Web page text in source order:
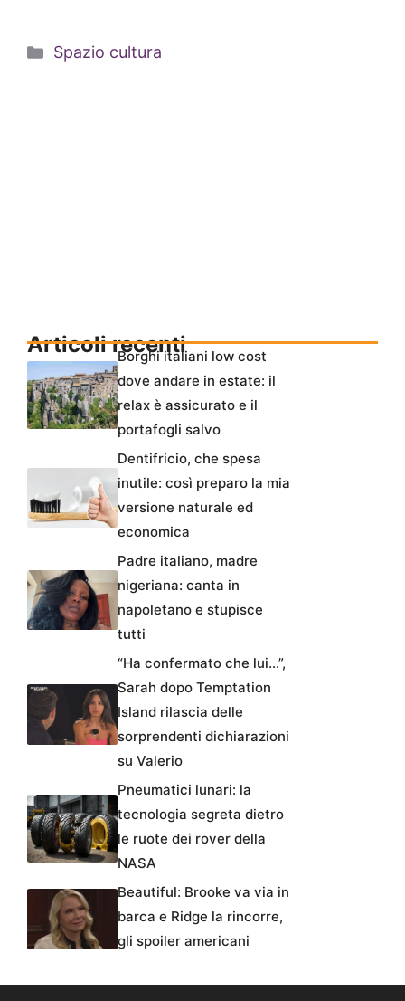
Categorie
Spazio cultura
Articoli recentiBorghi italiani low cost
dove andare in estate: il
relax è assicurato e il
portafogli salvo
Dentifricio, che spesa
inutile: così preparo la mia
versione naturale ed
economica
Padre italiano, madre
nigeriana: canta in
napoletano e stupisce
tutti
“Ha confermato che lui…”,
Sarah dopo Temptation
Island rilascia delle
sorprendenti dichiarazioni
su Valerio
Pneumatici lunari: la
tecnologia segreta dietro
le ruote dei rover della
NASA
Beautiful: Brooke va via in
barca e Ridge la rincorre,
gli spoiler americani